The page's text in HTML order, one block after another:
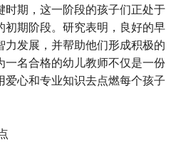
期，这一阶段的孩子们正处于
期阶段。研究表明，良好的早
发展，并帮助他们形成积极的
一名合格的幼儿教师不仅是一份
心和专业知识去点燃每个孩子